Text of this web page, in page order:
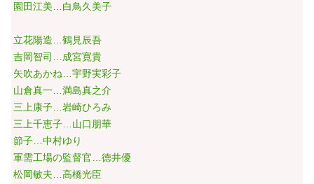
園田江美…白鳥久美子
立花陽造…鶴見辰吾
吉岡智司…成宮寛貴
矢吹あかね…宇野実彩子
山倉真一…満島真之介
三上康子…岩崎ひろみ
三上千恵子…山口朋華
節子…中村ゆり
軍需工場の監督官…徳井優
松岡敏夫…高橋光臣